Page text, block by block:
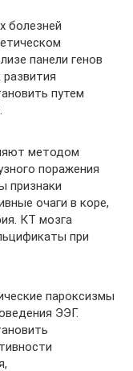
болезней
панели генов
путем
методом
поражения
признаки
очаги в коре,
КТ мозга
при
пароксизмы
ЭЭГ.